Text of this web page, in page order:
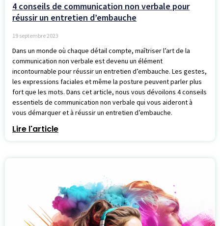
4 conseils de communication non verbale pour
réussir un entretien d’embauche
19 septembre 2023
Dans un monde où chaque détail compte, maîtriser l’art de la
communication non verbale est devenu un élément
incontournable pour réussir un entretien d’embauche. Les gestes,
les expressions faciales et même la posture peuvent parler plus
fort que les mots. Dans cet article, nous vous dévoilons 4 conseils
essentiels de communication non verbale qui vous aideront à
vous démarquer et à réussir un entretien d’embauche.
Lire l'article